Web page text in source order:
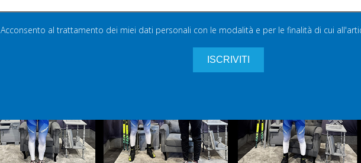
Acconsento al trattamento dei miei dati personali con le modalità e per le finalità di cui